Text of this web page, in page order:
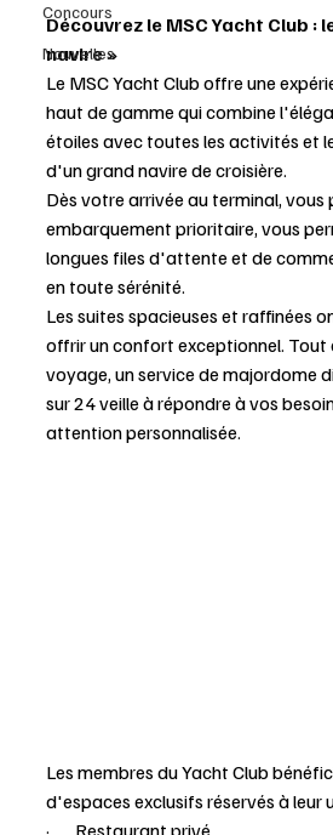
Concours
Nouvelles
Découvrez le MSC Yacht Club :
navire »
Le MSC Yacht Club offre une
haut de gamme qui combine
étoiles avec toutes les activités et
d'un grand navire de croisière.
Dès votre arrivée au terminal,
embarquement prioritaire, vous
longues files d'attente et de
en toute sérénité.
Les suites spacieuses et raffinées
offrir un confort exceptionnel. Tout
voyage, un service de majordome
sur 24 veille à répondre à vos
attention personnalisée.
Les membres du Yacht Club
d'espaces exclusifs réservés à leur
·       Restaurant privé